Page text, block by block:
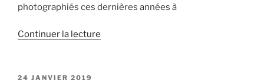
photographiés ces dernières années à
Continuer la lecture
PUBLIÉ
24 JANVIER 2019